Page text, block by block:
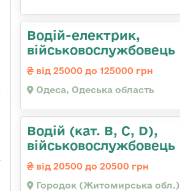
Водій-електрик,
військовослужбовець
від 25000 до 125000 грн
Одеса, Одеська область
Водій (кат. B, C, D),
військовослужбовець
від 20500 до 20500 грн
Городок (Житомирська обл.)